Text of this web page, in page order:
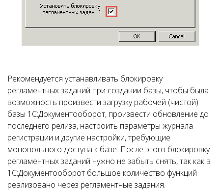
Рекомендуется устанавливать блокировку
регламентных заданий при создании базы, чтобы была
возможность произвести загрузку рабочей (чистой)
базы 1С:Документооборот, произвести обновление до
последнего релиза, настроить параметры журнала
регистрации и другие настройки, требующие
монопольного доступа к базе. После этого блокировку
регламентных заданий нужно не забыть снять, так как в
1С:Документооборот большое количество функций
реализовано через регламентные задания.